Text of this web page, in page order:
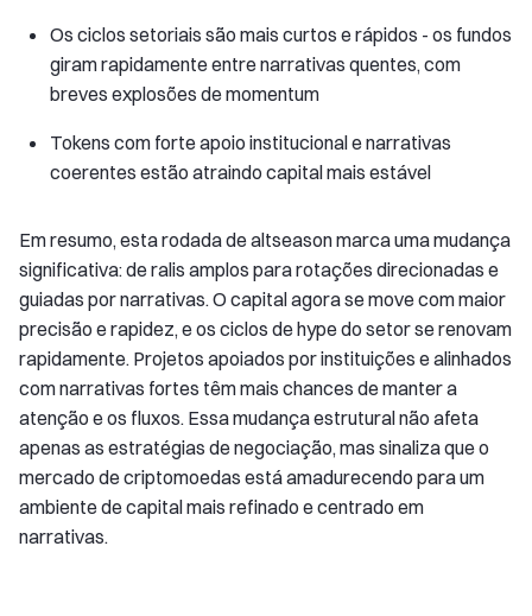
Os ciclos setoriais são mais curtos e rápidos - os fundos
giram rapidamente entre narrativas quentes, com
breves explosões de momentum
Tokens com forte apoio institucional e narrativas
coerentes estão atraindo capital mais estável
Em resumo, esta rodada de altseason marca uma mudança
significativa: de ralis amplos para rotações direcionadas e
guiadas por narrativas. O capital agora se move com maior
precisão e rapidez, e os ciclos de hype do setor se renovam
rapidamente. Projetos apoiados por instituições e alinhados
com narrativas fortes têm mais chances de manter a
atenção e os fluxos. Essa mudança estrutural não afeta
apenas as estratégias de negociação, mas sinaliza que o
mercado de criptomoedas está amadurecendo para um
ambiente de capital mais refinado e centrado em
narrativas.